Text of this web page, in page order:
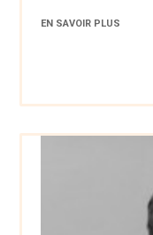
EN SAVOIR PLUS